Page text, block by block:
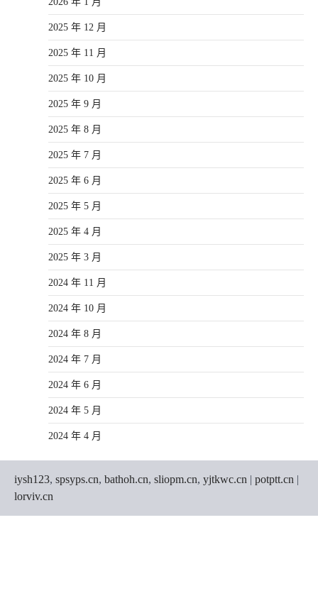
2025 年 12 月
2025 年 11 月
2025 年 10 月
2025 年 9 月
2025 年 8 月
2025 年 7 月
2025 年 6 月
2025 年 5 月
2025 年 4 月
2025 年 3 月
2024 年 11 月
2024 年 10 月
2024 年 8 月
2024 年 7 月
2024 年 6 月
2024 年 5 月
2024 年 4 月
iysh123, spsyps.cn, bathoh.cn, sliopm.cn, yjtkwc.cn | potptt.cn |
lorviv.cn